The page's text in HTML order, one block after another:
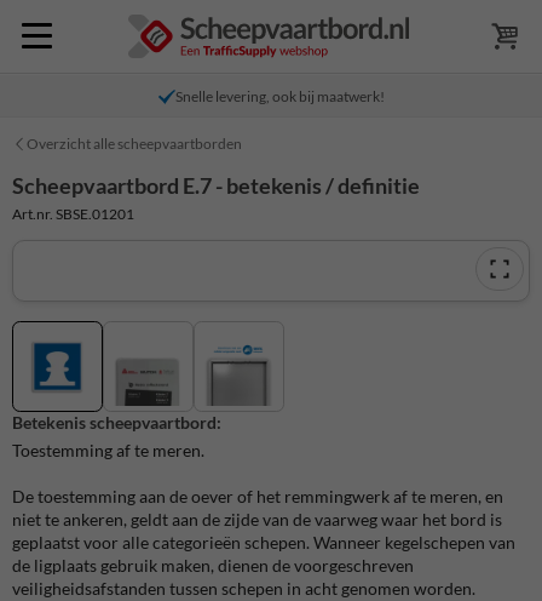
Snelle levering, ook bij maatwerk!
Overzicht alle scheepvaartborden
Scheepvaartbord E.7 - betekenis / definitie
Art.nr. SBSE.01201
Betekenis scheepvaartbord:
Toestemming af te meren.
De toestemming aan de oever of het remmingwerk af te meren, en
niet te ankeren, geldt aan de zijde van de vaarweg waar het bord is
geplaatst voor alle categorieën schepen. Wanneer kegelschepen van
de ligplaats gebruik maken, dienen de voorgeschreven
veiligheidsafstanden tussen schepen in acht genomen worden.